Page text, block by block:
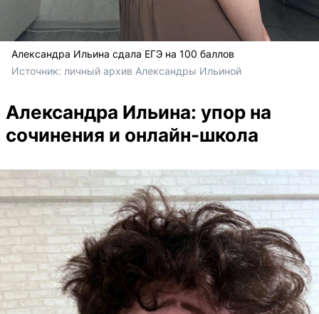
Александра Ильина сдала ЕГЭ на 100 баллов
Источник: личный архив Александры Ильиной
Александра Ильина: упор на
сочинения и онлайн-школа